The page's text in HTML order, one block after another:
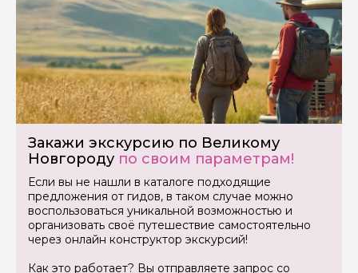
Закажи экскурсию по Великому
Новгороду по своим параметрам!
Если вы не нашли в каталоге подходящие
предложения от гидов, в таком случае можно
воспользоваться уникальной возможностью и
организовать своё путешествие самостоятельно
через онлайн конструктор экскурсий!
Как это работает? Вы отправляете запрос со
Задайте свой вопрос гиду
Как вас зовут
Ваша электронная почта
Ваш номер телефона